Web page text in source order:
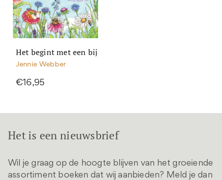
Het begint met een bij
Jennie Webber
€16,95
Het is een nieuwsbrief
Wil je graag op de hoogte blijven van het groeiende
assortiment boeken dat wij aanbieden? Meld je dan